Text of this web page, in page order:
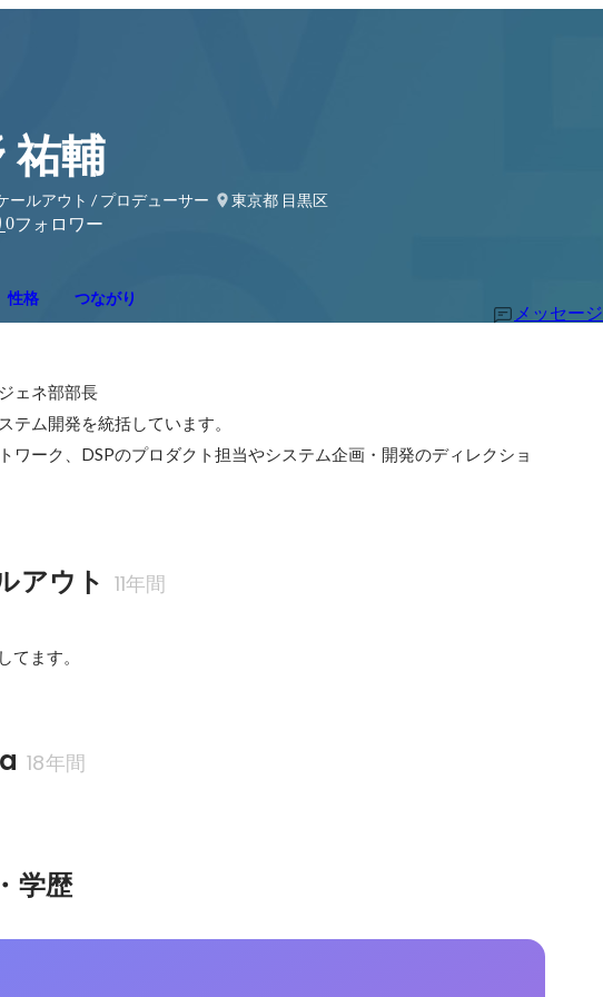
祐輔
ールアウト / プロデューサー
東京都 目黒区
0フォロワー
性格 つながり
メッセージ
ェネ部部長
テム開発を統括しています。
ワーク、DSPのプロダクト担当やシステム企画・開発のディレクショ
アウト 11年間
てます。
18年間
学歴